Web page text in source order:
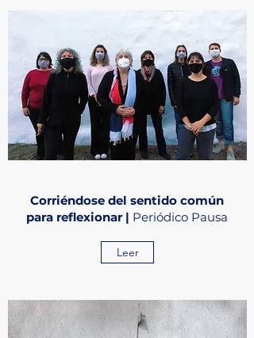
Corriéndose del sentido común
para reflexionar | Periódico Pausa
Leer